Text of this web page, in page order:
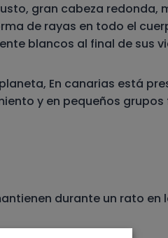
gran cabeza redonda,
de rayas en todo el
blancos al final de sus
En canarias está
y en pequeños grupos
durante un rato